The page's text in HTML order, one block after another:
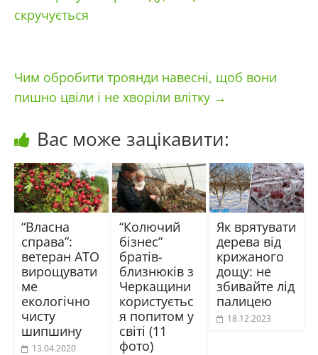
скручується
Чим обробити троянди навесні, щоб вони
пишно цвіли і не хворіли влітку →
Вас може зацікавити:
“Власна
справа”:
ветеран АТО
вирощувати
ме
екологічно
чисту
шипшину
13.04.2020
“Колючий
бізнес”
братів-
близнюків з
Черкащини
користуєтьс
я попитом у
світі (11
фото)
Як врятувати
дерева від
крижаного
дощу: не
збивайте лід
палицею
18.12.2023